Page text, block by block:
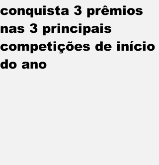
conquista 3 prêmios
nas 3 principais
competições de início
do ano